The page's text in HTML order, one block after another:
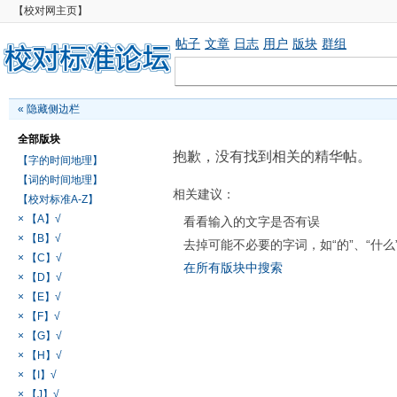
【校对网主页】
帖子 文章 日志 用户 版块 群组
« 隐藏侧边栏
全部版块
【字的时间地理】
【词的时间地理】
【校对标准A-Z】
× 【A】√
× 【B】√
× 【C】√
× 【D】√
× 【E】√
× 【F】√
× 【G】√
× 【H】√
× 【I】√
× 【J】√
抱歉，没有找到相关的精华帖。
相关建议：
看看输入的文字是否有误
去掉可能不必要的字词，如“的”、“什么
在所有版块中搜索